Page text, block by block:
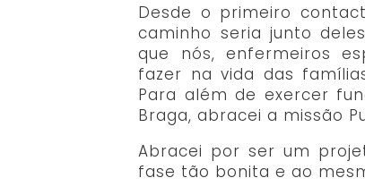
Desde o primeiro
caminho seria junto
que nós, enfermeiros
fazer na vida das
Para além de exercer
Braga, abracei a missão
Abracei por ser um
fase tão bonita e ao